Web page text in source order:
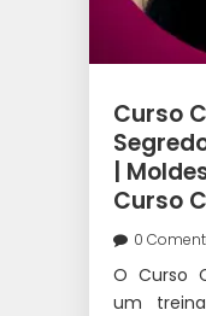
Curso
|
Curso
0
O Curso
um